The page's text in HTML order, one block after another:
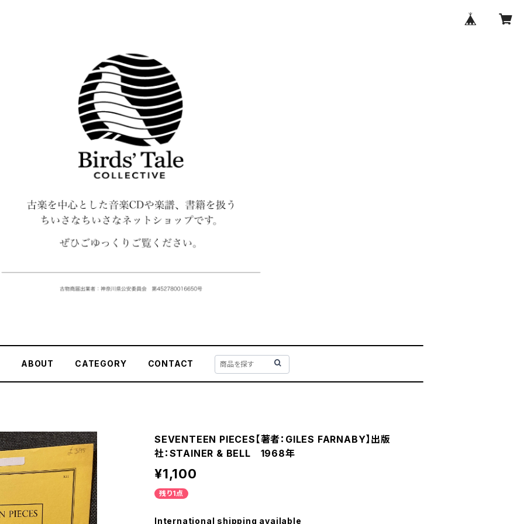
ABOUT CATEGORY CONTACT
SEVENTEEN PIECES【著者：GILES FARNABY】出版
社：STAINER & BELL 1968年
¥1,100
残り1点
International shipping available